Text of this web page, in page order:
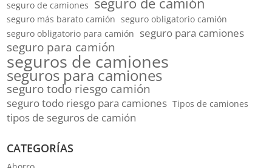
seguro de camiones
seguro más barato camión seguro obligatorio camión
seguro obligatorio para camión seguro para camiones
seguro para camión
seguros de camiones
seguros para camiones
seguro todo riesgo camión
seguro todo riesgo para camiones Tipos de camiones
tipos de seguros de camión
CATEGORÍAS